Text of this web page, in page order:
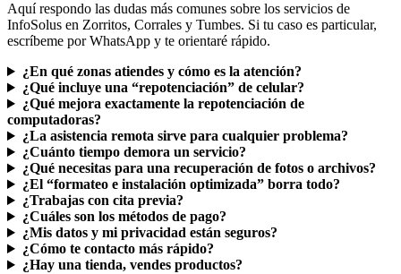
Aquí respondo las dudas más comunes sobre los servicios de
InfoSolus en Zorritos, Corrales y Tumbes. Si tu caso es particular,
escríbeme por WhatsApp y te orientaré rápido.
¿En qué zonas atiendes y cómo es la atención?
¿Qué incluye una “repotenciación” de celular?
¿Qué mejora exactamente la repotenciación de
computadoras?
¿La asistencia remota sirve para cualquier problema?
¿Cuánto tiempo demora un servicio?
¿Qué necesitas para una recuperación de fotos o archivos?
¿El “formateo e instalación optimizada” borra todo?
¿Trabajas con cita previa?
¿Cuáles son los métodos de pago?
¿Mis datos y mi privacidad están seguros?
¿Cómo te contacto más rápido?
¿Hay una tienda, vendes productos?